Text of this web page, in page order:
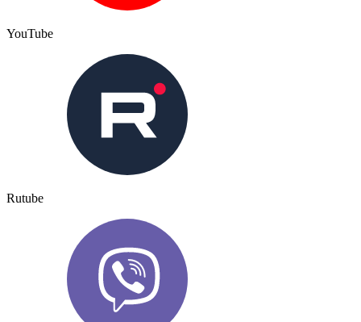
YouTube
Rutube